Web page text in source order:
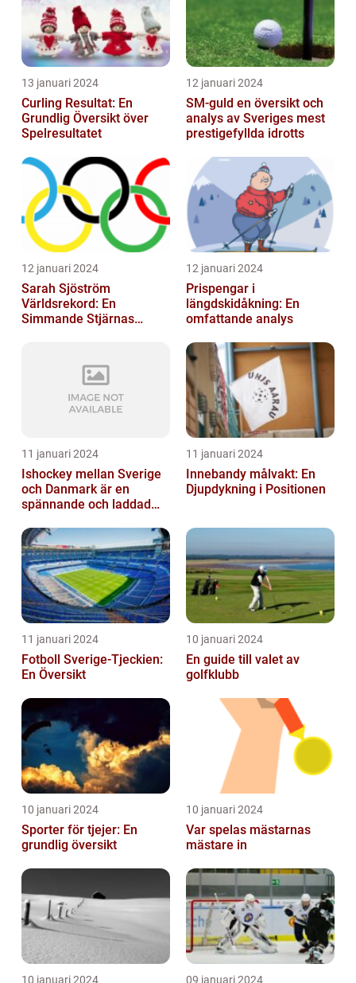
13 januari 2024
Curling Resultat: En
Grundlig Översikt över
Spelresultatet
12 januari 2024
SM-guld en översikt och
analys av Sveriges mest
prestigefyllda idrotts
12 januari 2024
Sarah Sjöström
Världsrekord: En
Simmande Stjärnas
12 januari 2024
Prispengar i
längdskidåkning: En
omfattande analys
11 januari 2024
Ishockey mellan Sverige
och Danmark är en
spännande och laddad
historia
11 januari 2024
Innebandy målvakt: En
Djupdykning i Positionen
11 januari 2024
Fotboll Sverige-Tjeckien:
En Översikt
10 januari 2024
En guide till valet av
golfklubb
10 januari 2024
Sporter för tjejer: En
grundlig översikt
10 januari 2024
Var spelas mästarnas
mästare in
10 januari 2024 09 januari 2024